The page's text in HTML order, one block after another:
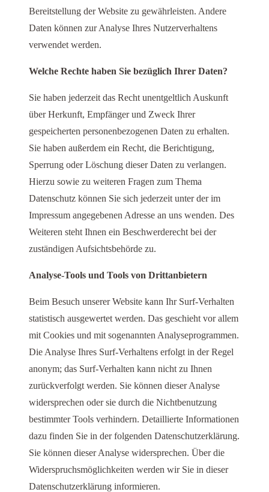
Bereitstellung der Website zu gewährleisten. Andere
Daten können zur Analyse Ihres Nutzerverhaltens
verwendet werden.
Welche Rechte haben Sie bezüglich Ihrer Daten?
Sie haben jederzeit das Recht unentgeltlich Auskunft
über Herkunft, Empfänger und Zweck Ihrer
gespeicherten personenbezogenen Daten zu erhalten.
Sie haben außerdem ein Recht, die Berichtigung,
Sperrung oder Löschung dieser Daten zu verlangen.
Hierzu sowie zu weiteren Fragen zum Thema
Datenschutz können Sie sich jederzeit unter der im
Impressum angegebenen Adresse an uns wenden. Des
Weiteren steht Ihnen ein Beschwerderecht bei der
zuständigen Aufsichtsbehörde zu.
Analyse-Tools und Tools von Drittanbietern
Beim Besuch unserer Website kann Ihr Surf-Verhalten
statistisch ausgewertet werden. Das geschieht vor allem
mit Cookies und mit sogenannten Analyseprogrammen.
Die Analyse Ihres Surf-Verhaltens erfolgt in der Regel
anonym; das Surf-Verhalten kann nicht zu Ihnen
zurückverfolgt werden. Sie können dieser Analyse
widersprechen oder sie durch die Nichtbenutzung
bestimmter Tools verhindern. Detaillierte Informationen
dazu finden Sie in der folgenden Datenschutzerklärung.
Sie können dieser Analyse widersprechen. Über die
Widerspruchsmöglichkeiten werden wir Sie in dieser
Datenschutzerklärung informieren.